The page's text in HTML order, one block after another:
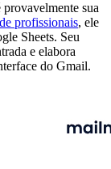
sua
profissionais, ele
Sheets. Seu
e elabora
do Gmail.